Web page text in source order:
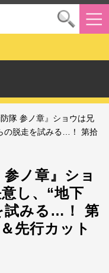
隊 参ノ章』ショウは兄
の脱走を試みる…！ 第拾
ノ章』ショ
し、“地下
試みる…！ 第
先行カット